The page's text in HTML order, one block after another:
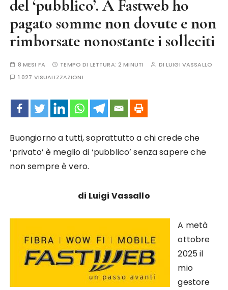
del ‘pubblico’. A Fastweb ho
pagato somme non dovute e non
rimborsate nonostante i solleciti
8 MESI FA TEMPO DI LETTURA:2 MINUTI DI LUIGI VASSALLO
1.027 VISUALIZZAZIONI
Buongiorno a tutti, soprattutto a chi crede che
‘privato’ è meglio di ‘pubblico’ senza sapere che
non sempre è vero.
di Luigi Vassallo
A metà
ottobre
2025 il
mio
gestore